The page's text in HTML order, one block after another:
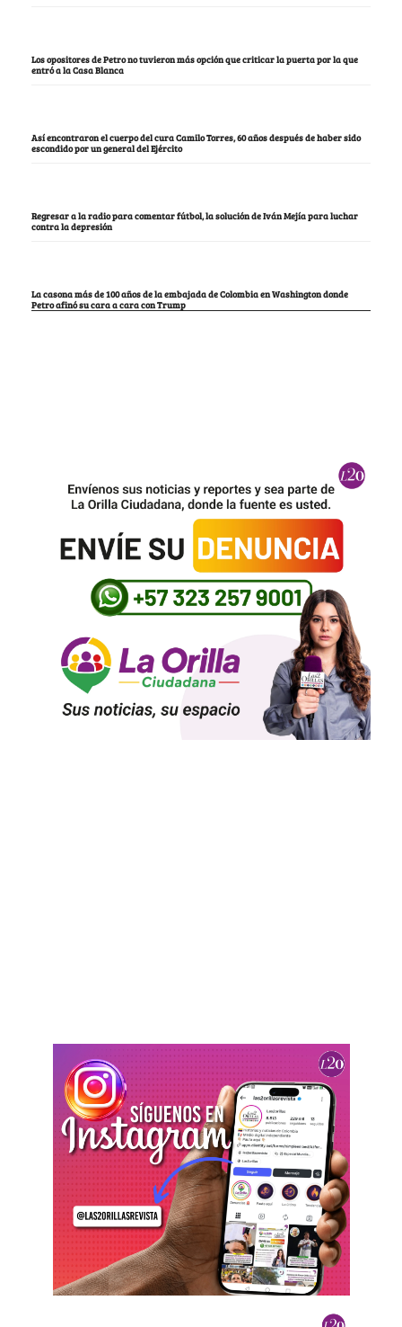
Los opositores de Petro no tuvieron más opción que criticar la puerta por la que
entró a la Casa Blanca
Así encontraron el cuerpo del cura Camilo Torres, 60 años después de haber sido
escondido por un general del Ejército
Regresar a la radio para comentar fútbol, la solución de Iván Mejía para luchar
contra la depresión
La casona más de 100 años de la embajada de Colombia en Washington donde
Petro afinó su cara a cara con Trump